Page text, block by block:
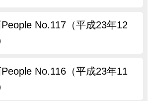
No.117（平成23年12
No.116（平成23年11